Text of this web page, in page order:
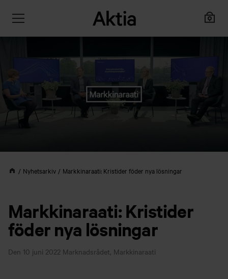
Nyhetsarkiv Markkinaraati: Kristider föder nya lösningar
Markkinaraati: Kristider
föder nya lösningar
Den 10 juni 2022 Marknadsrådet, Markkinaraati